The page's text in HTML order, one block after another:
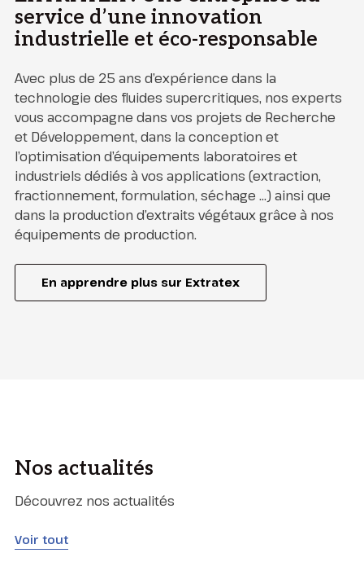
service d’une innovation
industrielle et éco-responsable
Avec plus de 25 ans d’expérience dans la
technologie des fluides supercritiques, nos experts
vous accompagne dans vos projets de Recherche
et Développement, dans la conception et
l’optimisation d’équipements laboratoires et
industriels dédiés à vos applications (extraction,
fractionnement, formulation, séchage …) ainsi que
dans la production d’extraits végétaux grâce à nos
équipements de production.
En apprendre plus sur Extratex
Nos actualités
Découvrez nos actualités
Voir tout